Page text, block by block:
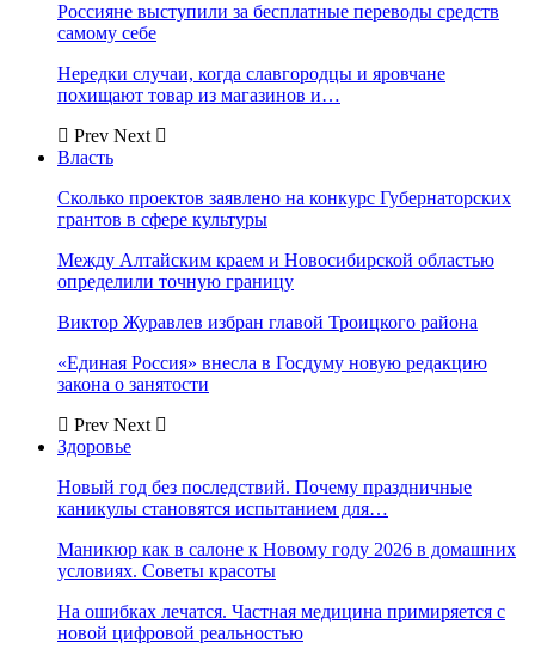
Россияне выступили за бесплатные переводы средств
самому себе
Нередки случаи, когда славгородцы и яровчане
похищают товар из магазинов и…
Prev Next
Власть
Сколько проектов заявлено на конкурс Губернаторских
грантов в сфере культуры
Между Алтайским краем и Новосибирской областью
определили точную границу
Виктор Журавлев избран главой Троицкого района
«Единая Россия» внесла в Госдуму новую редакцию
закона о занятости
Prev Next
Здоровье
Новый год без последствий. Почему праздничные
каникулы становятся испытанием для…
Маникюр как в салоне к Новому году 2026 в домашних
условиях. Советы красоты
На ошибках лечатся. Частная медицина примиряется с
новой цифровой реальностью